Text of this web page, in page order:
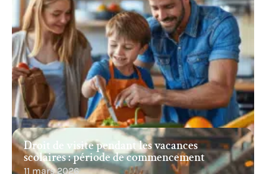
Droit de visite pendant les vacances
scolaires : période de commencement
11 mars 2026